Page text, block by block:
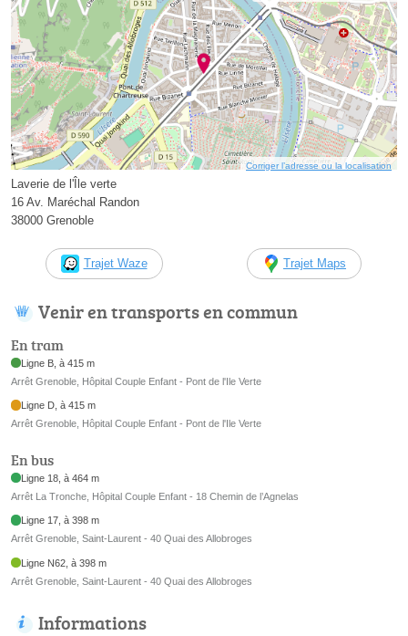
Corriger l’adresse ou la localisation
Laverie de l'Île verte
16 Av. Maréchal Randon
38000 Grenoble
Trajet Waze Trajet Maps
Venir en transports en commun
En tram
Ligne B, à 415 m
Arrêt Grenoble, Hôpital Couple Enfant - Pont de l'Ile Verte
Ligne D, à 415 m
Arrêt Grenoble, Hôpital Couple Enfant - Pont de l'Ile Verte
En bus
Ligne 18, à 464 m
Arrêt La Tronche, Hôpital Couple Enfant - 18 Chemin de l’Agnelas
Ligne 17, à 398 m
Arrêt Grenoble, Saint-Laurent - 40 Quai des Allobroges
Ligne N62, à 398 m
Arrêt Grenoble, Saint-Laurent - 40 Quai des Allobroges
Informations